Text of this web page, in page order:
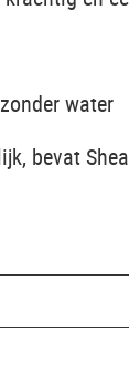
water
bevat